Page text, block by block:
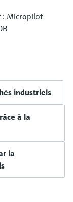
: Micropilot
industriels
à la
la